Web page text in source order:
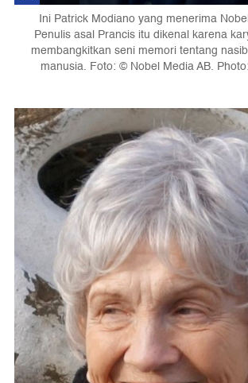
Ini Patrick Modiano yang menerima
Penulis asal Prancis itu dikenal karena
membangkitkan seni memori tentang
manusia. Foto: © Nobel Media AB.